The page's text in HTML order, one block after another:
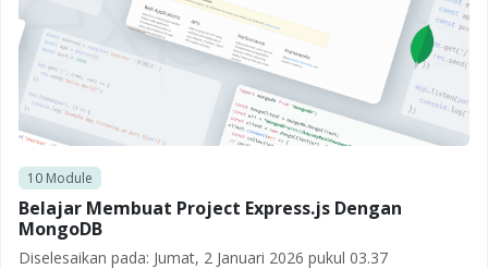
10Module
Belajar Membuat Project Express.js Dengan
MongoDB
Diselesaikan pada: Jumat, 2 Januari 2026 pukul 03.37